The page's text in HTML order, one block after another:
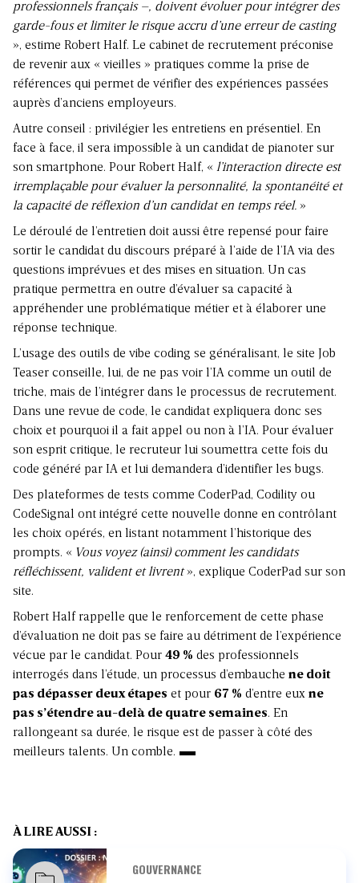
professionnels français –, doivent évoluer pour intégrer des
garde-fous et limiter le risque accru d’une erreur de casting
», estime Robert Half. Le cabinet de recrutement préconise
de revenir aux « vieilles » pratiques comme la prise de
références qui permet de vérifier des expériences passées
auprès d’anciens employeurs.
Autre conseil : privilégier les entretiens en présentiel. En
face à face, il sera impossible à un candidat de pianoter sur
son smartphone. Pour Robert Half, « l’interaction directe est
irremplaçable pour évaluer la personnalité, la spontanéité et
la capacité de réflexion d’un candidat en temps réel. »
Le déroulé de l’entretien doit aussi être repensé pour faire
sortir le candidat du discours préparé à l’aide de l’IA via des
questions imprévues et des mises en situation. Un cas
pratique permettra en outre d’évaluer sa capacité à
appréhender une problématique métier et à élaborer une
réponse technique.
L’usage des outils de vibe coding se généralisant, le site Job
Teaser conseille, lui, de ne pas voir l’IA comme un outil de
triche, mais de l’intégrer dans le processus de recrutement.
Dans une revue de code, le candidat expliquera donc ses
choix et pourquoi il a fait appel ou non à l’IA. Pour évaluer
son esprit critique, le recruteur lui soumettra cette fois du
code généré par IA et lui demandera d’identifier les bugs.
Des plateformes de tests comme CoderPad, Codility ou
CodeSignal ont intégré cette nouvelle donne en contrôlant
les choix opérés, en listant notamment l’historique des
prompts. « Vous voyez (ainsi) comment les candidats
réfléchissent, valident et livrent», explique CoderPad sur son
site.
Robert Half rappelle que le renforcement de cette phase
d’évaluation ne doit pas se faire au détriment de l’expérience
vécue par le candidat. Pour 49 % des professionnels
interrogés dans l’étude, un processus d’embauche ne doit
pas dépasser deux étapes et pour 67 % d’entre eux ne
pas s’étendre au-delà de quatre semaines. En
rallongeant sa durée, le risque est de passer à côté des
meilleurs talents. Un comble.
À LIRE AUSSI :
GOUVERNANCE